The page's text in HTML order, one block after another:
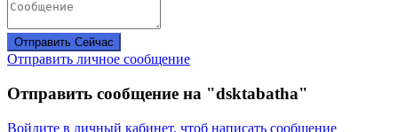
Отправить Сейчас
Отправить личное сообщение
Отправить сообщение на "dsktabatha"
Войдите в личный кабинет, чтоб написать сообщение